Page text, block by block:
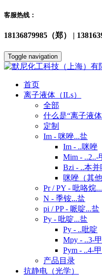
客服热线：
18136879985（郑） |
Toggle navigation
首页
离子液体（ILs）
全部
什么是“离子液体
定制
Im - 咪唑...盐
Im - ..咪唑
Mim - ..2..-
Bzi - ..本并
咪唑（其他
Pr / PY - 吡咯烷
N - 季铵...盐
pi / PP - 哌啶...盐
Py - 吡啶...盐
Py - ..吡啶
Mpy - ..3-
Pym - ..4-
产品目录
抗静电（光学）